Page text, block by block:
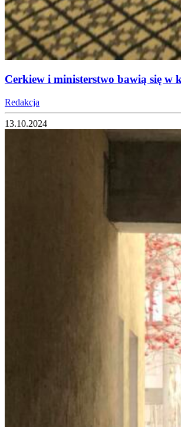
Cerkiew i ministerstwo bawią się w
Redakcja
13.10.2024